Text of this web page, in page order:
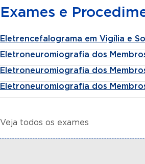
Exames e
Eletrencefalograma em Vigília e
Eletroneuromiografia dos
Eletroneuromiografia dos
Eletroneuromiografia dos
Veja todos os exames